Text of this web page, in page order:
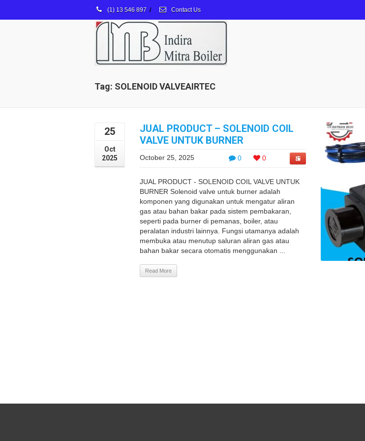
(1) 13 546 897 / Contact Us
Tag: SOLENOID VALVEAIRTEC
25
Oct
2025
JUAL PRODUCT – SOLENOID COIL
VALVE UNTUK BURNER
0 0
October 25, 2025
JUAL PRODUCT - SOLENOID COIL VALVE UNTUK
BURNER Solenoid valve untuk burner adalah
komponen yang digunakan untuk mengatur aliran
gas atau bahan bakar pada sistem pembakaran,
seperti pada burner di pemanas, boiler, atau
peralatan industri lainnya. Fungsi utamanya adalah
membuka atau menutup saluran aliran gas atau
bahan bakar secara otomatis menggunakan ...
Read More